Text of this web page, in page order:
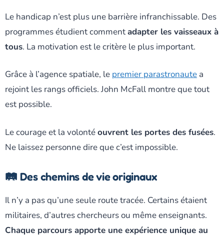
Le handicap n’est plus une barrière infranchissable. Des
programmes étudient commentadapter les vaisseaux à
tous. La motivation est le critère le plus important.
Grâce à l’agence spatiale, le premier parastronaute a
rejoint les rangs officiels. John McFall montre que tout
est possible.
Le courage et la volontéouvrent les portes des fusées.
Ne laissez personne dire que c’est impossible.
🛤️ Des chemins de vie originaux
Il n’y a pas qu’une seule route tracée. Certains étaient
militaires, d’autres chercheurs ou même enseignants.
Chaque parcours apporte une expérience unique au